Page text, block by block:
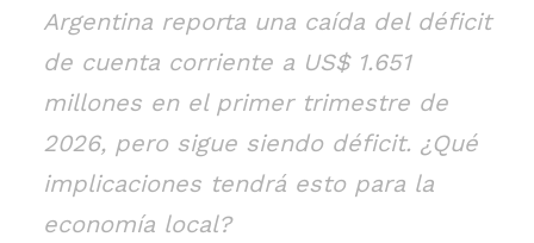
Argentina reporta una caída del déficit
de cuenta corriente a US$ 1.651
millones en el primer trimestre de
2026, pero sigue siendo déficit. ¿Qué
implicaciones tendrá esto para la
economía local?